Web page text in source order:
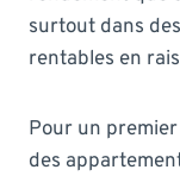
surtout dans
rentables en
Pour un
des